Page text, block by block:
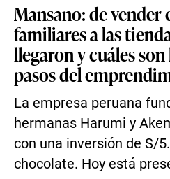
Mansano: de vender
familiares a las
llegaron y cuáles
pasos del
La empresa peruana
hermanas Harumi y
con una inversión de S/
chocolate. Hoy está